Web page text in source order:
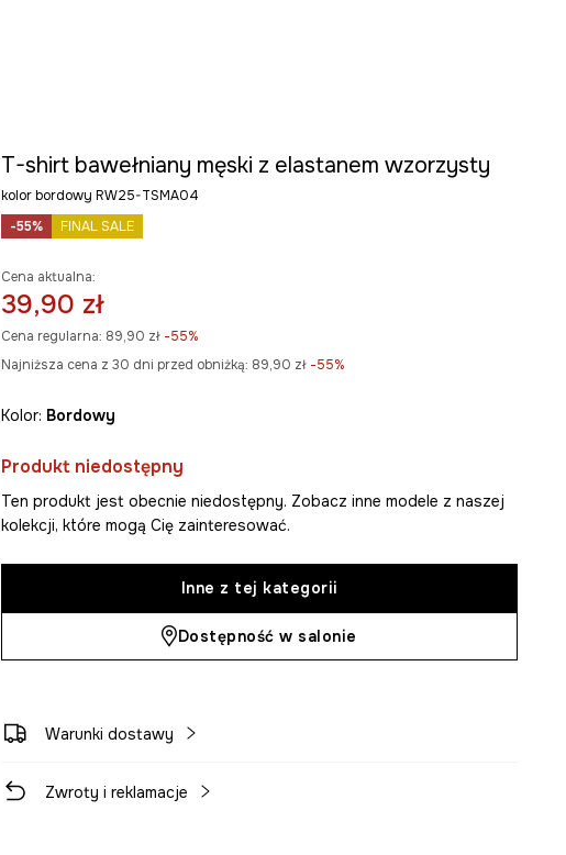
T-shirt bawełniany męski z elastanem wzorzysty
kolor bordowy RW25-TSMA04
-55%
FINAL SALE
Cena aktualna:
39,90 zł
Cena regularna: 89,90 zł-55%
Najniższa cena z 30 dni przed obniżką: 89,90 zł -55%
Kolor: bordowy
Produkt niedostępny
Ten produkt jest obecnie niedostępny. Zobacz inne modele z naszej
kolekcji, które mogą Cię zainteresować.
Inne z tej kategorii
Dostępność w salonie
Warunki dostawy
Zwroty i reklamacje